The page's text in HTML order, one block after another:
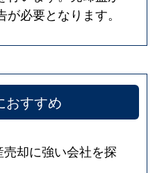
必要となります。
おすすめ
売却に強い会社を探